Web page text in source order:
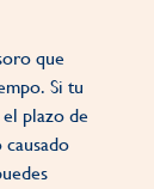
que
Si tu
plazo de
causado